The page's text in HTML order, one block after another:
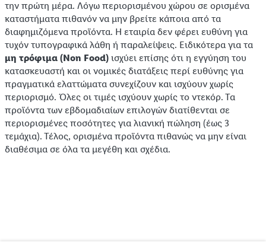
την πρώτη μέρα. Λόγω περιορισμένου χώρου σε ορισμένα
καταστήματα πιθανόν να μην βρείτε κάποια από τα
διαφημιζόμενα προϊόντα. Η εταιρία δεν φέρει ευθύνη για
τυχόν τυπογραφικά λάθη ή παραλείψεις. Ειδικότερα για τα
μη τρόφιμα (Non Food) ισχύει επίσης ότι η εγγύηση του
κατασκευαστή και οι νομικές διατάξεις περί ευθύνης για
πραγματικά ελαττώματα συνεχίζουν και ισχύουν χωρίς
περιορισμό. Όλες οι τιμές ισχύουν χωρίς το ντεκόρ. Τα
προϊόντα των εβδομαδιαίων επιλογών διατίθενται σε
περιορισμένες ποσότητες για λιανική πώληση (έως 3
τεμάχια). Τέλος, ορισμένα προϊόντα πιθανώς να μην είναι
διαθέσιμα σε όλα τα μεγέθη και σχέδια.